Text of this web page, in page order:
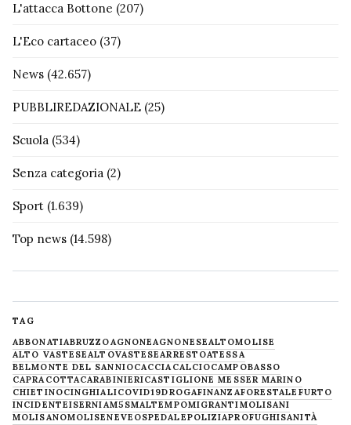
L'attacca Bottone (207)
L'Eco cartaceo (37)
News (42.657)
PUBBLIREDAZIONALE (25)
Scuola (534)
Senza categoria (2)
Sport (1.639)
Top news (14.598)
TAG
ABBONATIABRUZZOAGNONEAGNONESEALTOMOLISE
ALTO VASTESEALTOVASTESEARRESTOATESSA
BELMONTE DEL SANNIOCACCIACALCIOCAMPOBASSO
CAPRACOTTACARABINIERICASTIGLIONE MESSER MARINO
CHIETINOCINGHIALICOVID19DROGAFINANZAFORESTALE FURTO
INCIDENTEISERNIAM5SMALTEMPOMIGRANTIMOLISANI
MOLISANOMOLISENEVE OSPEDALEPOLIZIAPROFUGHISANITÀ